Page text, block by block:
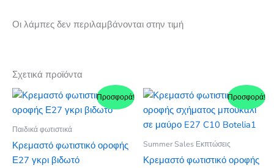
Οι λάμπες δεν περιλαμβάνονται στην τιμή
Σχετικά προϊόντα
Προσφορά!
Παιδικά φωτιστικά
Κρεμαστό φωτιστικό οροφής
Ε27 γκρι βιδωτό
Προσφορά!
Summer Sales Εκπτώσεις
Κρεμαστό φωτιστικό οροφής